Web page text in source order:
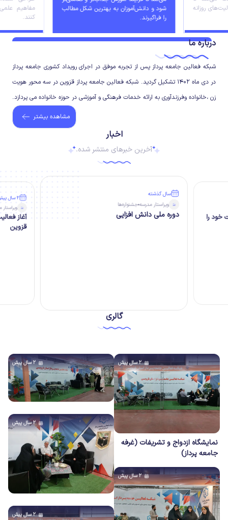
روزانه
شود و دانش‌آموزان به بهترین شکل مطالب
را فراگیرند.
مفاهیم
کنند.
درباره ما
شبکه فعالین جامعه پرداز پس از تجربه موفق در اجرای رویداد کشوری جامعه پرداز
در دی ماه ۱۴۰۲ تشکیل گردید. شبکه فعالین جامعه پرداز قزوین در سه محور هویت
زن ،خانواده وفرزندآوری به ارائه خدمات فرهنگی و آموزشی در حوزه خانواده می پردازد.
مشاهده بیشتر
اخبار
آخرین خبرهای منتشر شده.
خود را
سال گذشته
ویراستار مدرسه جشنواره‌ها
دوره ملی دانش افزایی
۲ سال پیش
ویراستار
آغاز
قزوین
گالری
۲ سال پیش
نمایشگاه ازدواج و تشریفات (غرفه
جامعه پرداز)
۲ سال پیش
۲ سال پیش
۲ سال پیش
۲ سال پیش